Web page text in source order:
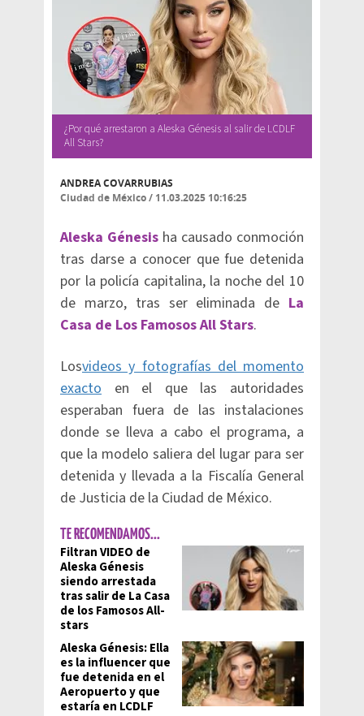
¿Por qué arrestaron a Aleska Génesis al salir de LCDLF
All Stars?
ANDREA COVARRUBIAS
Ciudad de México/ 11.03.2025 10:16:25
Aleska Génesis ha causado conmoción
tras darse a conocer que fue detenida
por la policía capitalina, la noche del 10
de marzo, tras ser eliminada de La
Casa de Los Famosos All Stars.
Losvideos y fotografías del momento
exacto en el que las autoridades
esperaban fuera de las instalaciones
donde se lleva a cabo el programa, a
que la modelo saliera del lugar para ser
detenida y llevada a la Fiscalía General
de Justicia de la Ciudad de México.
TE RECOMENDAMOS...
Filtran VIDEO de
Aleska Génesis
siendo arrestada
tras salir de La Casa
de los Famosos All-
stars
Aleska Génesis: Ella
es la influencer que
fue detenida en el
Aeropuerto y que
estaría en LCDLF